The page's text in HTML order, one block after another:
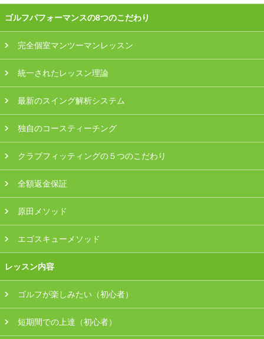
店舗一覧
関東（神奈川・埼玉・千葉）
中部（静岡・愛知）
関西（大阪・兵庫・滋賀）
受講生の声
よくある質問
採用情報
会員様ログイン
ゴルフパフォーマンスの8つのこだわり
完全個室マンツーマンレッスン
統一されたレッスン理論
最新のスイング解析システム
独自のコースティーチング
クラブフィッティングの５つのこだわり
全額返金保証
原田メソッド
エゴスキューメソッド
レッスン内容
ゴルフが楽しみたい（初心者）
短期間での上達（初心者）